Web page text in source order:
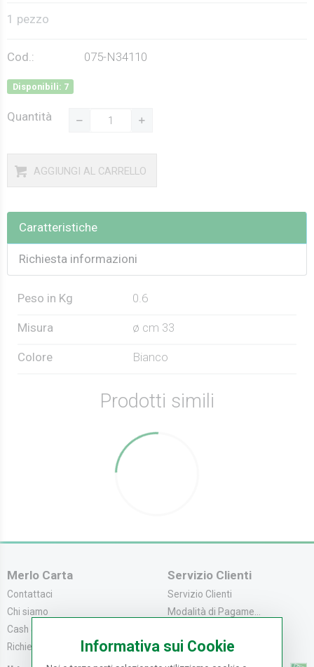
1 pezzo
Cod.: 075-N34110
Disponibili: 7
Quantità
AGGIUNGI AL CARRELLO
Caratteristiche
Richiesta informazioni
Peso in Kg 0.6
Misura ø cm 33
Colore Bianco
Prodotti simili
Merlo Carta
Contattaci
Chi siamo
Cash & Carry
Richiedi catalogo
Servizio Clienti
Servizio Clienti
Modalità di Pagame...
Resi e Recessi
Informativa sui Cookie